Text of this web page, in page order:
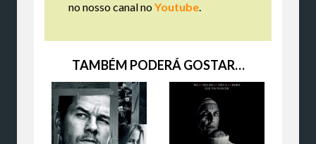
no nosso canal noYoutube
TAMBÉM PODERÁ GOSTAR…